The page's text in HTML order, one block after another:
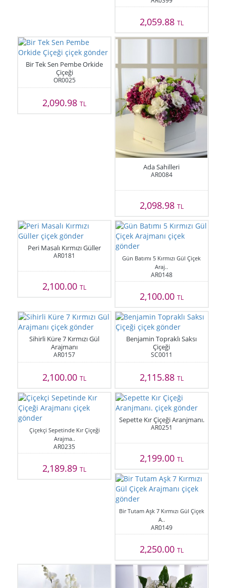
2,059.88 TL
Bir Tek Sen Pembe Orkide
Çiçeği
OR0025
2,090.98TL
Ada Sahilleri
AR0084
2,098.98 TL
Peri Masalı Kırmızı Güller
AR0181
2,100.00TL
Gün Batımı 5 Kırmızı Gül Çiçek
Araj..
AR0148
2,100.00 TL
Sihirli Küre 7 Kırmızı Gül
Arajmanı
AR0157
2,100.00TL
Benjamin Topraklı Saksı
Çiçeği
SC0011
2,115.88 TL
Çiçekçi Sepetinde Kır Çiçeği
Arajma..
AR0235
2,189.89TL
Sepette Kır Çiçeği Aranjmanı.
AR0251
2,199.00 TL
Bir Tutam Aşk 7 Kırmızı Gül Çiçek
A..
AR0149
2,250.00 TL